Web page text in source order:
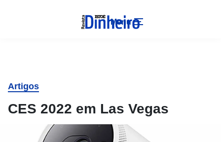
Menu
Artigos
CES 2022 em Las Vegas